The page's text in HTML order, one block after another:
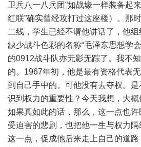
卫兵八一八兵团”如战壕一样装备起
红联”确实曾经攻打过这座楼）。那
二线，学生已经不请他讲话了，他
缺少战斗色彩的名称“毛泽东思想学
的0912战斗队亦无影无踪了。我不
的。1967年初，他是最有资格代表
到自己手中的。可他没有去夺权。
识到权力的重要性？今天我想，大概
如果真如此的话，那么，这一点也
受迫害的悲剧，也把他一生与权力
这一点，促成他后来走上自己的道路